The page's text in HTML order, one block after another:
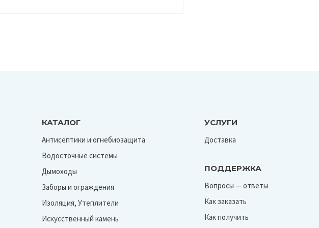
КАТАЛОГ
Антисептики и огнебиозащита
Водосточные системы
Дымоходы
Заборы и ограждения
Изоляция, Утеплители
Искусственный камень
УСЛУГИ
Доставка
ПОДДЕРЖКА
Вопросы — ответы
Как заказать
Как получить